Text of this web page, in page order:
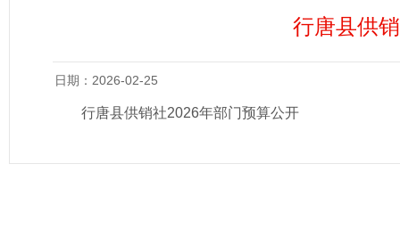
行唐县供
日期：2026-02-25
行唐县供销社2026年部门预算公开